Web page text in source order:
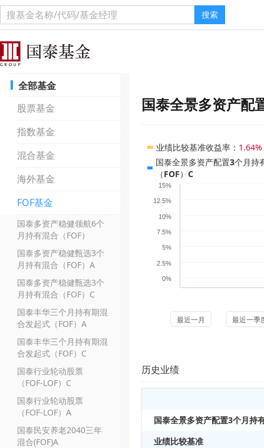
搜索
全部基金
股票基金
指数基金
混合基金
海外基金
FOF基金
国泰多资产稳健领航6个
月持有混合（FOF）
国泰多资产稳健甄选3个
月持有混合（FOF）A
国泰多资产稳健甄选3个
月持有混合（FOF）C
国泰丰华三个月持有期混
合发起式（FOF）A
国泰丰华三个月持有期混
合发起式（FOF）C
国泰行业轮动股票
（FOF-LOF）C
国泰行业轮动股票
（FOF-LOF）A
国泰民安养老2040三年
混合(FOF)A
国泰全景多资产配
业绩比较基准收益率 ： 1.64%
国泰全景多资产配置3个月持
（FOF）C
0%
2.5%
5%
7.5%
10%
12.5%
15%
最近一月 最近一季
历史业绩
国泰全景多资产配置3个月持
业绩比较基准